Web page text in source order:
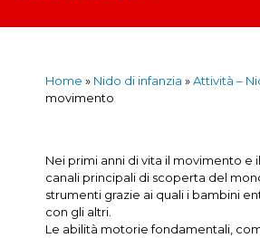
Home » Nido di infanzia »Attività –
movimento
Nei primi anni di vita il movimento e
canali principali di scoperta del
strumenti grazie ai quali i bambini
con gli altri.
Le abilità motorie fondamentali,